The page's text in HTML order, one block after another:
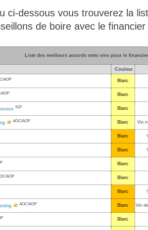
ci-dessous vous trouverez la
de boire avec le
Liste des meilleurs accords mets vins pour le
Couleur
AOP Blanc
AOP Blanc
IGP Blanc
AOC/AOP Blanc Vin
Blanc
Blanc
Blanc
AOP Blanc
Blanc
AOC/AOP Blanc Vin
Blanc